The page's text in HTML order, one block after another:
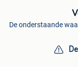
De onderstaande